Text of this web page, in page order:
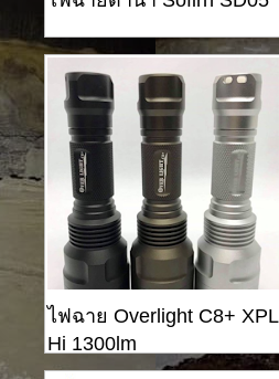
ไฟฉาย Overlight C8+ XPL
Hi 1300lm